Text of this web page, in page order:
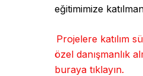
eğitimimize
Projelere katılım
özel danışmanlık
buraya tıklayın.